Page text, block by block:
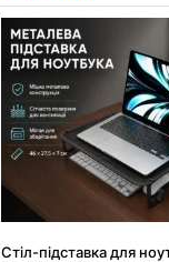
Стіл-підставка для